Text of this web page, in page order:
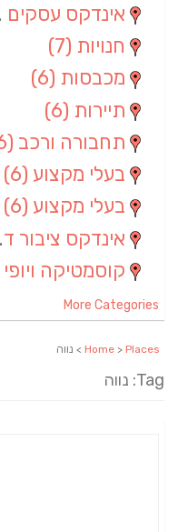
אינדקס עסקים ארצי
חנויות (7)
מכבסות (6)
תיירות (6)
תחבורה ורכב (6)
בעלי מקצוע (6)
בעלי מקצוע (6)
אינדקס ציבור דתי
קוסמטיקה ויופי
More Categories
Home > Places > נווה
Tag: נווה